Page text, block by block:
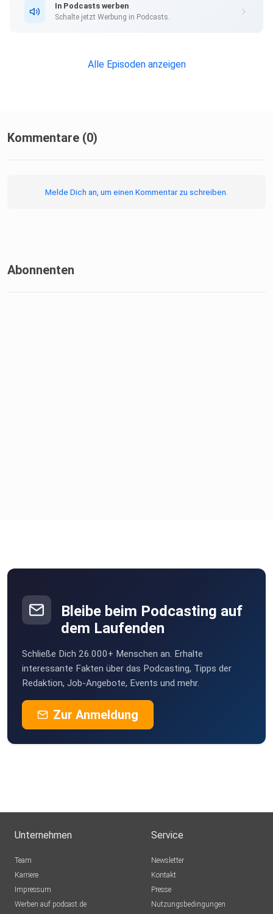
In Podcasts werben
Schalte jetzt Werbung in Podcasts.
Alle Episoden anzeigen
Kommentare (0)
Melde Dich an, um einen Kommentar zu schreiben.
Abonnenten
Bleibe beim Podcasting auf
dem Laufenden
Schließe Dich 26.000+ Menschen an. Erhalte
interessante Fakten über das Podcasting, Tipps der
Redaktion, Job-Angebote, Events und mehr.
Zur Anmeldung
Unternehmen
Team
Karriere
Impressum
Werben auf podcast.de
Service
Newsletter
Kontakt
Presse
Nutzungsbedingungen